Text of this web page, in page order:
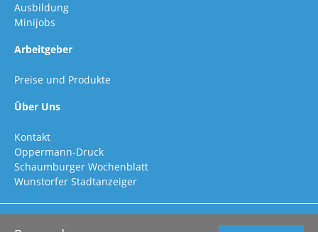
Ausbildung
Minijobs
Arbeitgeber
Preise und Produkte
Über Uns
Kontakt
Oppermann-Druck
Schaumburger Wochenblatt
Wunstorfer Stadtanzeiger
AGB |DATENSCHUTZ |IMPRESSUM